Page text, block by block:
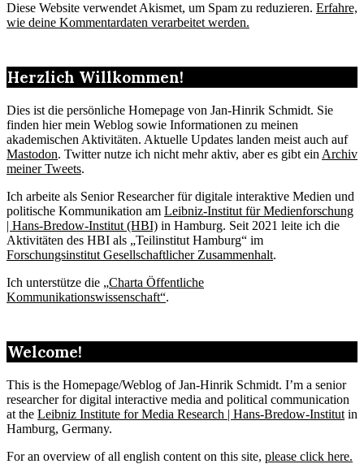
Diese Website verwendet Akismet, um Spam zu reduzieren. Erfahre,
wie deine Kommentardaten verarbeitet werden.
Herzlich Willkommen!
Dies ist die persönliche Homepage von Jan-Hinrik Schmidt. Sie
finden hier mein Weblog sowie Informationen zu meinen
akademischen Aktivitäten. Aktuelle Updates landen meist auch auf
Mastodon. Twitter nutze ich nicht mehr aktiv, aber es gibt ein Archiv
meiner Tweets.
Ich arbeite als Senior Researcher für digitale interaktive Medien und
politische Kommunikation am Leibniz-Institut für Medienforschung
| Hans-Bredow-Institut (HBI) in Hamburg. Seit 2021 leite ich die
Aktivitäten des HBI als „Teilinstitut Hamburg“ im
Forschungsinstitut Gesellschaftlicher Zusammenhalt.
Ich unterstütze die „Charta Öffentliche
Kommunikationswissenschaft“.
Welcome!
This is the Homepage/Weblog of Jan-Hinrik Schmidt. I’m a senior
researcher for digital interactive media and political communication
at the Leibniz Institute for Media Research | Hans-Bredow-Institut in
Hamburg, Germany.
For an overview of all english content on this site, please click here.